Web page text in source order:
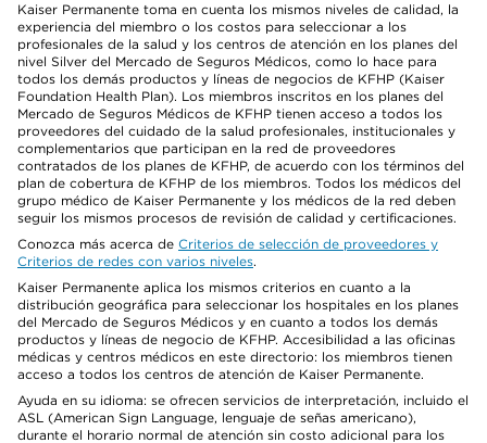
Kaiser Permanente toma en cuenta los mismos niveles de calidad, la
experiencia del miembro o los costos para seleccionar a los
profesionales de la salud y los centros de atención en los planes del
nivel Silver del Mercado de Seguros Médicos, como lo hace para
todos los demás productos y líneas de negocios de KFHP (Kaiser
Foundation Health Plan). Los miembros inscritos en los planes del
Mercado de Seguros Médicos de KFHP tienen acceso a todos los
proveedores del cuidado de la salud profesionales, institucionales y
complementarios que participan en la red de proveedores
contratados de los planes de KFHP, de acuerdo con los términos del
plan de cobertura de KFHP de los miembros. Todos los médicos del
grupo médico de Kaiser Permanente y los médicos de la red deben
seguir los mismos procesos de revisión de calidad y certificaciones.
Conozca más acerca de Criterios de selección de proveedores y
Criterios de redes con varios niveles.
Kaiser Permanente aplica los mismos criterios en cuanto a la
distribución geográfica para seleccionar los hospitales en los planes
del Mercado de Seguros Médicos y en cuanto a todos los demás
productos y líneas de negocio de KFHP. Accesibilidad a las oficinas
médicas y centros médicos en este directorio: los miembros tienen
acceso a todos los centros de atención de Kaiser Permanente.
Ayuda en su idioma: se ofrecen servicios de interpretación, incluido el
ASL (American Sign Language, lenguaje de señas americano),
durante el horario normal de atención sin costo adicional para los